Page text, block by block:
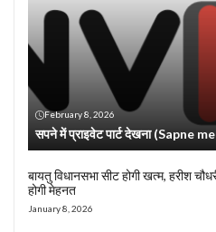
February 8, 2026
सपने में प्राइवेट पार्ट देखना
बायतु विधानसभा सीट होगी खत्म, हरीश
होगी मेहनत
January 8, 2026